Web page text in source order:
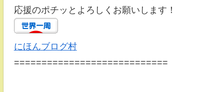
応援のポチッとよろしくお願いします！
にほんブログ村
============================